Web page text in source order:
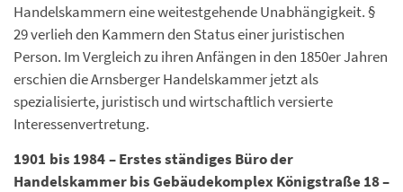
Handelskammern eine weitestgehende Unabhängigkeit. §
29 verlieh den Kammern den Status einer juristischen
Person. Im Vergleich zu ihren Anfängen in den 1850er Jahren
erschien die Arnsberger Handelskammer jetzt als
spezialisierte, juristisch und wirtschaftlich versierte
Interessenvertretung.
1901 bis 1984 – Erstes ständiges Büro der
Handelskammer bis Gebäudekomplex Königstraße 18 –